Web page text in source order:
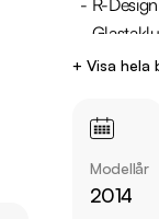
  - Motorvärmare
+ Visa hela
Modellår
2014